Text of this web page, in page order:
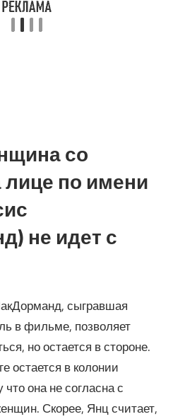
со
по имени
не идет с
сыгравшая
в фильме, позволяет
но остается в стороне.
остается в колонии
она не согласна с
Скорее, Янц считает,